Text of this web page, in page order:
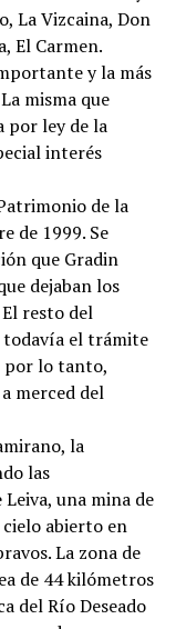
La Vizcaina, Don
El Carmen.
y la más
misma que
por ley de la
interés
de la
de 1999. Se
que Gradin
dejaban los
resto del
el trámite
por lo tanto,
merced del
la
las
una mina de
abierto en
La zona de
de 44 kilómetros
del Río Deseado